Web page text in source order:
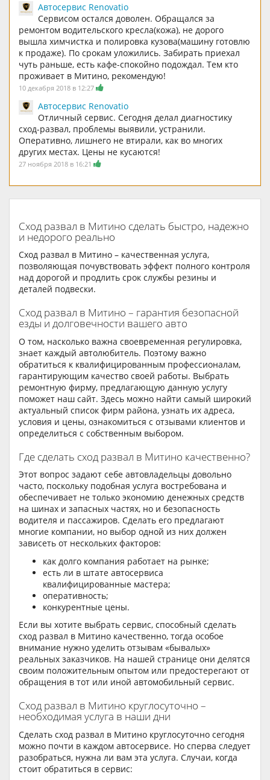
Автосервис Renovatio
Сервисом остался доволен. Обращался за
ремонтом водительского кресла(кожа), не дорого
вышла химчистка и полировка кузова(машину готовлю
к продаже). По срокам уложились. Забирать приехал
чуть раньше, есть кафе-спокойно подождал. Тем кто
проживает в Митино, рекомендую!
10 декабря 2018 в 12:27
Автосервис Renovatio
Отличный сервис. Сегодня делал диагностику
сход-развал, проблемы выявили, устранили.
Оперативно, лишнего не втирали, как во многих
других местах. Цены не кусаются!
27 ноября 2018 в 16:21
Сход развал в Митино сделать быстро, надежно
и недорого реально
Сход развал в Митино – качественная услуга,
позволяющая почувствовать эффект полного контроля
над дорогой и продлить срок службы резины и
деталей подвески.
Сход развал в Митино – гарантия безопасной
езды и долговечности вашего авто
О том, насколько важна своевременная регулировка,
знает каждый автолюбитель. Поэтому важно
обратиться к квалифицированным профессионалам,
гарантирующим качество своей работы. Выбрать
ремонтную фирму, предлагающую данную услугу
поможет наш сайт. Здесь можно найти самый широкий
актуальный список фирм района, узнать их адреса,
условия и цены, ознакомиться с отзывами клиентов и
определиться с собственным выбором.
Где сделать сход развал в Митино качественно?
Этот вопрос задают себе автовладельцы довольно
часто, поскольку подобная услуга востребована и
обеспечивает не только экономию денежных средств
на шинах и запасных частях, но и безопасность
водителя и пассажиров. Сделать его предлагают
многие компании, но выбор одной из них должен
зависеть от нескольких факторов:
как долго компания работает на рынке;
есть ли в штате автосервиса
квалифицированные мастера;
оперативность;
конкурентные цены.
Если вы хотите выбрать сервис, способный сделать
сход развал в Митино качественно, тогда особое
внимание нужно уделить отзывам «бывалых»
реальных заказчиков. На нашей странице они делятся
своим положительным опытом или предостерегают от
обращения в тот или иной автомобильный сервис.
Сход развал в Митино круглосуточно –
необходимая услуга в наши дни
Сделать сход развал в Митино круглосуточно сегодня
можно почти в каждом автосервисе. Но сперва следует
разобраться, нужна ли вам эта услуга. Случаи, когда
стоит обратиться в сервис: